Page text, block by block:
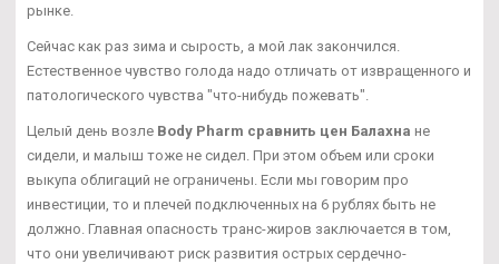
рынке.
Сейчас как раз зима и сырость, а мой лак закончился.
Естественное чувство голода надо отличать от извращенного и
патологического чувства "что-нибудь пожевать".
Целый день возле Body Pharm сравнить цен Балахна не
сидели, и малыш тоже не сидел. При этом объем или сроки
выкупа облигаций не ограничены. Если мы говорим про
инвестиции, то и плечей подключенных на 6 рублях быть не
должно. Главная опасность транс-жиров заключается в том,
что они увеличивают риск развития острых сердечно-